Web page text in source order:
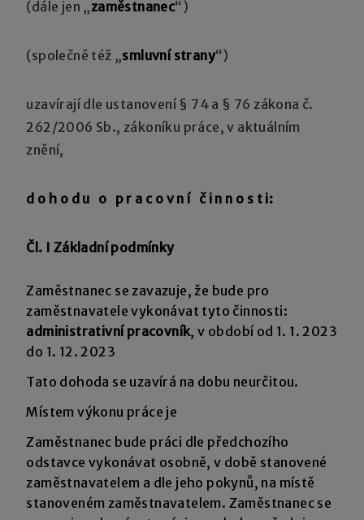
(dále jen „zaměstnanec“)
(společně též „smluvní strany“)
uzavírají dle ustanovení § 74 a § 76 zákona č.
262/2006 Sb., zákoníku práce, v aktuálním
znění,
d o h o d u o p r a c o v n í č i n n o s t i:
Čl. I Základní podmínky
Zaměstnanec se zavazuje, že bude pro
zaměstnavatele vykonávat tyto činnosti:
administrativní pracovník, v období od 1. 1. 2023
do 1. 12. 2023
Tato dohoda se uzavírá na dobu neurčitou.
Místem výkonu práce je
Zaměstnanec bude práci dle předchozího
odstavce vykonávat osobně, v době stanovené
zaměstnavatelem a dle jeho pokynů, na místě
stanoveném zaměstnavatelem. Zaměstnanec se